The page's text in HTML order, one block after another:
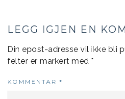
LEGG IGJEN EN
Din epost-adresse vil ikke bli
felter er markert med *
KOMMENTAR *